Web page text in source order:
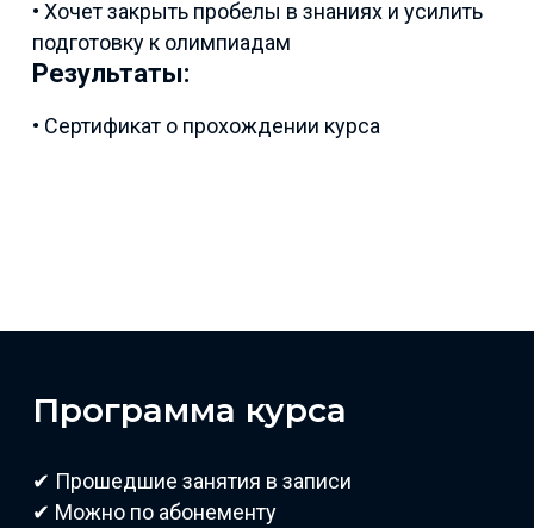
• Хочет закрыть пробелы в знаниях и усилить
подготовку к олимпиадам
Результаты:
• Сертификат о прохождении курса
Программа курса
✔ Прошедшие занятия в записи
✔ Можно по абонементу